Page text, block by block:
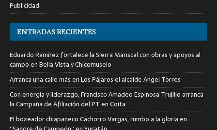
Publicidad
ENTRADAS RECIENTES
Eduardo Ramírez fortalece la Sierra Mariscal con obras y apoyos al
campo en Bella Vista y Chicomuselo
Arranca una calle más en Los Pájaros el alcalde Angel Torres
Con energía y liderazgo, Francisco Amadeo Espinosa Trujillo arranca
la Campaña de Afiliación del PT en Coita
El boxeador chiapaneco Cachorro Vargas, rumbo a la gloria en